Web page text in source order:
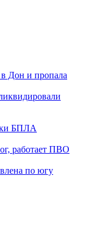
Дон и пропала
БПЛА
работает ПВО
по югу